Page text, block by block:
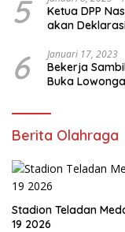
5
Ketua DPP
akan
6 Januari 17, 2023
Bekerja
Buka
Berita Olahraga
Stadion Teladan
19 2026